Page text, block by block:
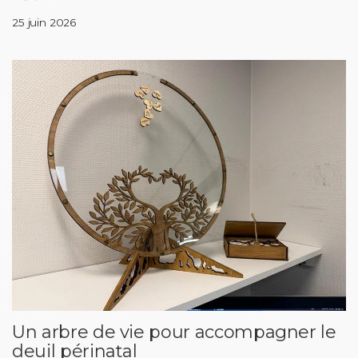
25 juin 2026
Un arbre de vie pour accompagner le
deuil périnatal